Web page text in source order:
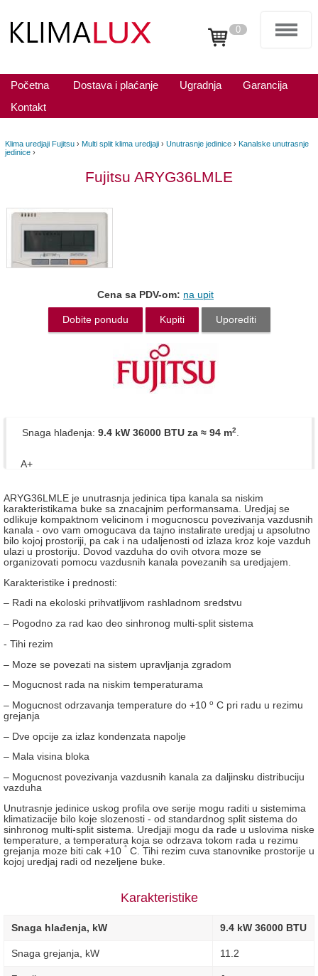
0
Početna Dostava i plaćanje Ugradnja
Garancija
Kontakt
Klima uredjaji Fujitsu › Multi split klima uredjaji › Unutrasnje jedinice › Kanalske unutrasnje
jedinice ›
Fujitsu ARYG36LMLE
Cena sa PDV-om: na upit
Dobite ponudu Kupiti Uporediti
Snaga hlađenja: 9.4 kW 36000 BTU za ≈ 94 m2.
A+
ARYG36LMLE je unutrasnja jedinica tipa kanala sa niskim
karakteristikama buke sa znacajnim performansama. Uredjaj se
odlikuje kompaktnom velicinom i mogucnoscu povezivanja vazdusnih
kanala - ovo vam omogucava da tajno instalirate uredjaj u apsolutno
bilo kojoj prostoriji, pa cak i na udaljenosti od izlaza kroz koje vazduh
ulazi u prostoriju. Dovod vazduha do ovih otvora moze se
organizovati pomocu vazdusnih kanala povezanih sa uredjajem.
Karakteristike i prednosti:
– Radi na ekoloski prihvatljivom rashladnom sredstvu
– Pogodno za rad kao deo sinhronog multi-split sistema
- Tihi rezim
– Moze se povezati na sistem upravljanja zgradom
– Mogucnost rada na niskim temperaturama
– Mogucnost odrzavanja temperature do +10 o C pri radu u rezimu
grejanja
– Dve opcije za izlaz kondenzata napolje
– Mala visina bloka
– Mogucnost povezivanja vazdusnih kanala za daljinsku distribuciju
vazduha
Unutrasnje jedinice uskog profila ove serije mogu raditi u sistemima
klimatizacije bilo koje slozenosti - od standardnog split sistema do
sinhronog multi-split sistema. Uredjaji mogu da rade u uslovima niske
temperature, a temperatura koja se odrzava tokom rada u rezimu
grejanja moze biti cak +10 ° C. Tihi rezim cuva stanovnike prostorije u
kojoj uredjaj radi od nezeljene buke.
Karakteristike
Snaga hlađenja, kW 9.4 kW 36000 BTU
Snaga grejanja, kW 11.2